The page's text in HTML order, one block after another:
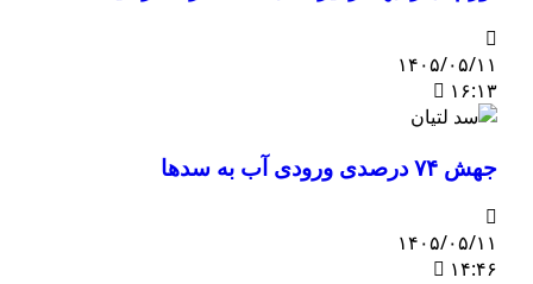
۱۴۰۵/۰۵/۱۱
۱۶:۱۳
جهش ۷۴ درصدی ورودی آب به سدها
۱۴۰۵/۰۵/۱۱
۱۴:۴۶